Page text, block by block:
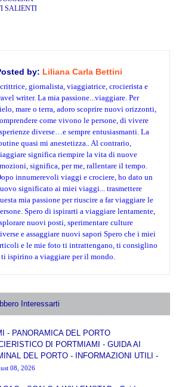
SALIENTI
by: Liliana Carla Bettini
giornalista, viaggiatrice, crocierista e
writer. La mia passione...viaggiare. Per
mare o terra, adoro scoprire nuovi orizzonti,
come vivono le persone, di vivere
diverse…e sempre entusiasmanti. La
quasi mi anestetizza.. Al contrario,
significa riempire la vita di nuove
significa, per me, rallentare il tempo.
innumerevoli viaggi e crociere, ho dato un
significato ai miei viaggi... trasmettere
mia passione per riuscire a far viaggiare le
Spero di ispirarti a viaggiare lentamente,
nuovi posti, sperimentare culture
e assaggiare nuovi sapori Spero che i miei
e le mie foto ti intrattengano, ti consiglino
ti ispirino a viaggiare per il mondo.
Interessarti
- PANORAMICA DEL PORTO
DI PORTMIAMI - GUIDA AI
DEL PORTO - INFORMAZIONI UTILI -
08, 2026